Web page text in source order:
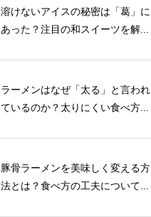
溶けないアイスの秘密は「葛」に
あった？注目の和スイーツを解...
ラーメンはなぜ「太る」と言われ
ているのか？太りにくい食べ方...
豚骨ラーメンを美味しく変える方
法とは？食べ方の工夫について...